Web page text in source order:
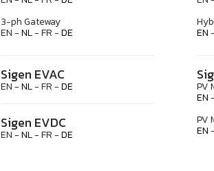
3-ph Gateway
EN -NL- FR -DE
Sigen EVAC
EN -NL- FR -DE
Sigen EVDC
EN -NL- FR -DE
EN-
PV
EN-
PV
EN-